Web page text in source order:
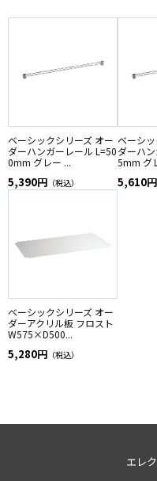
ベーシックシリーズ オー
ダーハンガーレール L=50
0mm グレー ...
5,390円 （税込）
ベーシ
ダーハ
5mm グ
5,610円
ベーシックシリーズ オー
ダーアクリル板 フロスト
W575×D500...
5,280円 （税込）
エレ